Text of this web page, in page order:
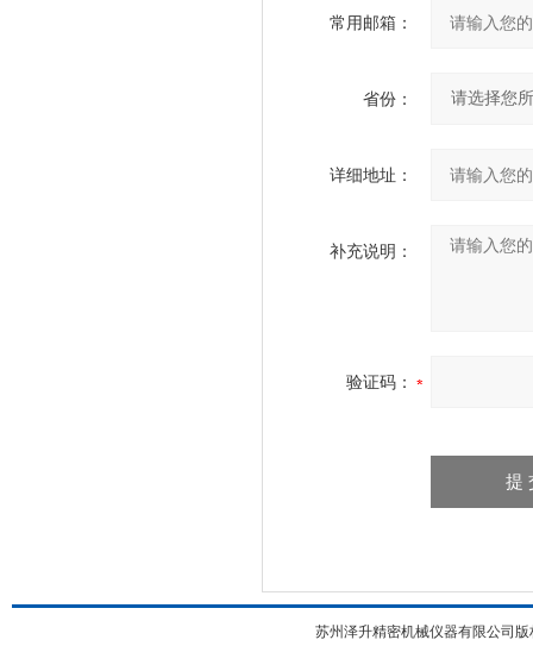
常用邮箱：
省份：
详细地址：
补充说明：
验证码：
苏州泽升精密机械仪器有限公司